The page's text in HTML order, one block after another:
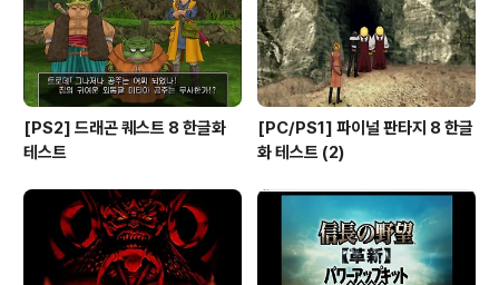
[PS2] 드래곤 퀘스트 8 한글화
테스트
[PC/PS1] 파이널 판타지 8 한글
화 테스트 (2)